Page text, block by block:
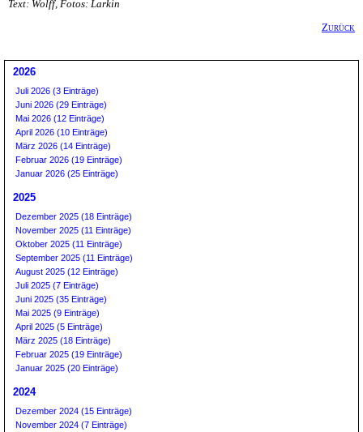
Text: Wolff, Fotos: Larkin
Zurück
2026
Juli 2026 (3 Einträge)
Juni 2026 (29 Einträge)
Mai 2026 (12 Einträge)
April 2026 (10 Einträge)
März 2026 (14 Einträge)
Februar 2026 (19 Einträge)
Januar 2026 (25 Einträge)
2025
Dezember 2025 (18 Einträge)
November 2025 (11 Einträge)
Oktober 2025 (11 Einträge)
September 2025 (11 Einträge)
August 2025 (12 Einträge)
Juli 2025 (7 Einträge)
Juni 2025 (35 Einträge)
Mai 2025 (9 Einträge)
April 2025 (5 Einträge)
März 2025 (18 Einträge)
Februar 2025 (19 Einträge)
Januar 2025 (20 Einträge)
2024
Dezember 2024 (15 Einträge)
November 2024 (7 Einträge)